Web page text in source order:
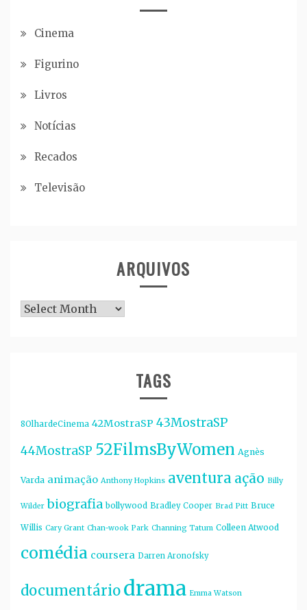
Cinema
Figurino
Livros
Notícias
Recados
Televisão
ARQUIVOS
Arquivos
TAGS
8OlhardeCinema 42MostraSP 43MostraSP
44MostraSP 52FilmsByWomen Agnès
Varda animação Anthony Hopkins aventura ação Billy
Wilder biografia bollywood Bradley Cooper Brad Pitt Bruce
Willis Cary Grant Chan-wook Park Channing Tatum Colleen Atwood
comédia coursera Darren Aronofsky
documentáriodrama Emma Watson